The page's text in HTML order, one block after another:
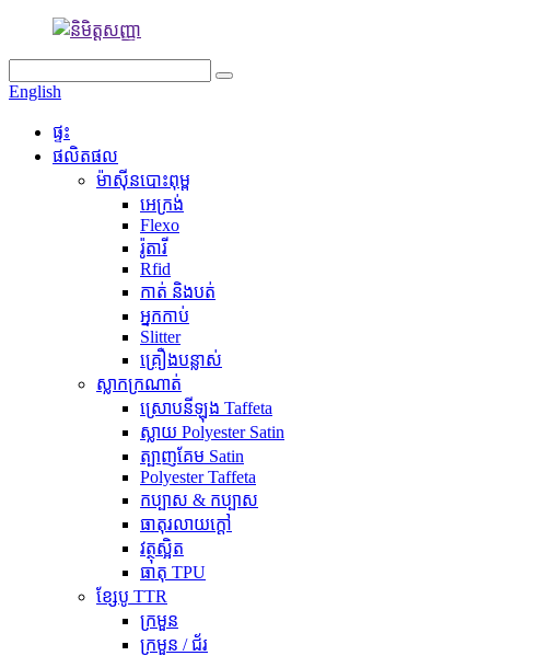
English
ផ្ទះ
ផលិតផល
ម៉ាស៊ីនបោះពុម្ព
អេក្រង់
Flexo
រ៉ូតារី
Rfid
កាត់ និងបត់
អ្នកកាប់
Slitter
គ្រឿងបន្លាស់
ស្លាកក្រណាត់
ស្រោបនីឡុង Taffeta
ស្លាយ Polyester Satin
ត្បាញគែម Satin
Polyester Taffeta
កប្បាស & កប្បាស
ធាតុរលាយក្តៅ
វត្ថុស្អិត
ធាតុ TPU
ខ្សែបូ TTR
ក្រមួន
ក្រមួន / ជ័រ